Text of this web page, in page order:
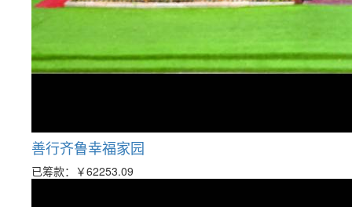
善行齐鲁幸福家园
已筹款： ￥62253.09